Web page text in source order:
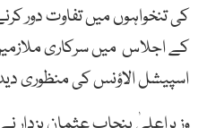
کی تنخواہوں میں تفاوت دور
اسپیشل الاؤنس کی منظوری